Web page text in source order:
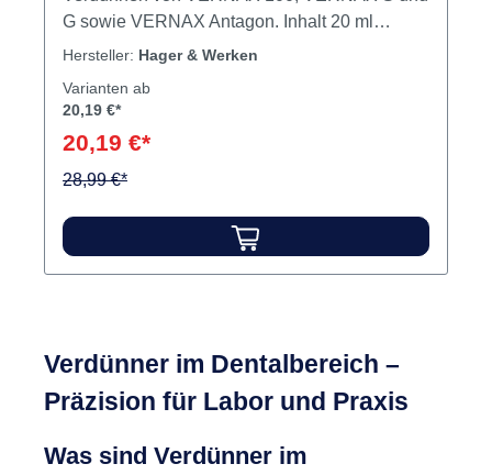
G sowie VERNAX Antagon. Inhalt 20 ml
Verdünner
Hersteller: Hager & Werken
Varianten ab
20,19 €*
20,19 €*
28,99 €*
Verdünner im Dentalbereich –
Präzision für Labor und Praxis
Was sind Verdünner im